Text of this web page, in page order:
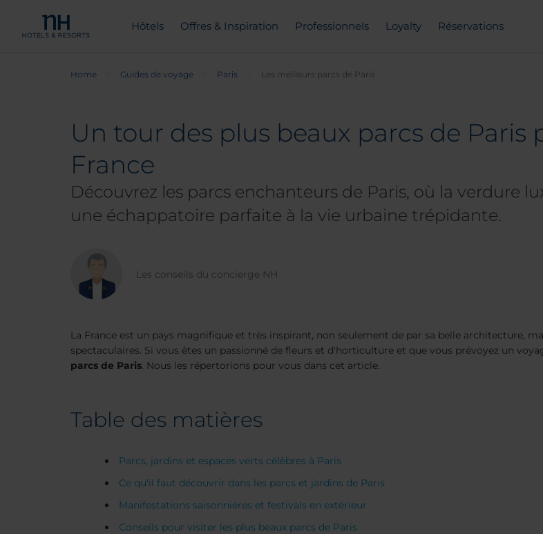
Hôtels Offres & Inspiration Professionnels Loyalty Réservations
Home Guides de voyage Paris Les meilleurs parcs de Paris
Un tour des plus beaux parcs de Paris
France
Découvrez les parcs enchanteurs de Paris, où la verdure
une échappatoire parfaite à la vie urbaine trépidante.
Les conseils du concierge NH
La France est un pays magnifique et très inspirant, non seulement de par sa belle architecture,
spectaculaires. Si vous êtes un passionné de fleurs et d'horticulture et que vous prévoyez un
parcs de Paris. Nous les répertorions pour vous dans cet article.
Table des matières
Parcs, jardins et espaces verts célèbres à Paris
Ce qu'il faut découvrir dans les parcs et jardins de Paris
Manifestations saisonnières et festivals en extérieur
Conseils pour visiter les plus beaux parcs de Paris